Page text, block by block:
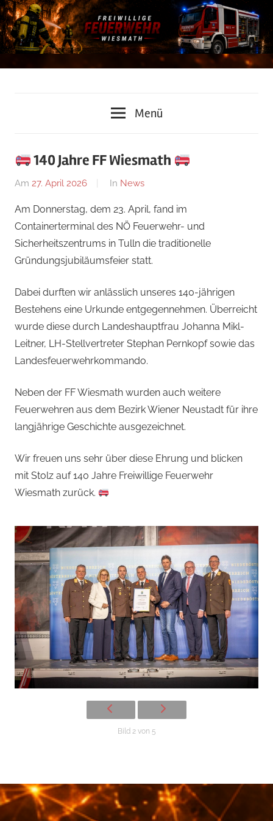
Zum
Inhalt
springen
Feuerwehr
Wiesmath
Menü
140 Jahre FF Wiesmath
Am 27. April 2026
Von
Grundtner
In News
Am Donnerstag, dem 23. April, fand im
Containerterminal des NÖ Feuerwehr- und
Sicherheitszentrums in Tulln die traditionelle
Gründungsjubiläumsfeier statt.
Dabei durften wir anlässlich unseres 140-jährigen
Bestehens eine Urkunde entgegennehmen. Überreicht
wurde diese durch Landeshauptfrau Johanna Mikl-
Leitner, LH-Stellvertreter Stephan Pernkopf sowie das
Landesfeuerwehrkommando.
Neben der FF Wiesmath wurden auch weitere
Feuerwehren aus dem Bezirk Wiener Neustadt für ihre
langjährige Geschichte ausgezeichnet.
Wir freuen uns sehr über diese Ehrung und blicken
mit Stolz auf 140 Jahre Freiwillige Feuerwehr
Wiesmath zurück.
Bild 2 von 5